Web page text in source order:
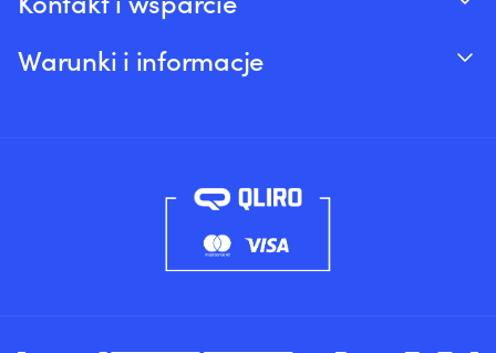
Wyślij nam e-mail na adres info@moory.pl
Warunki i informacje
Zwroty i refundacje
Warunki sprzedaży
Polityka prywatności